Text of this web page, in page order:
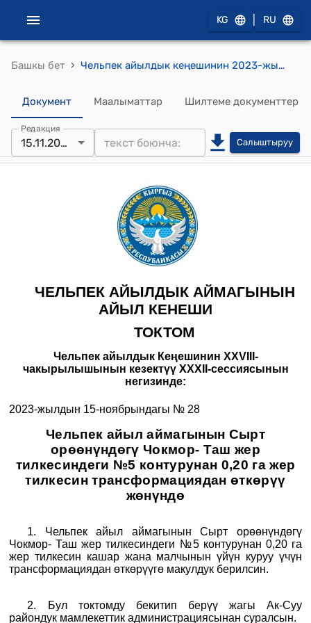
KG RU
Башкы бет › Чельпек айылдык кеңешинин 2023-жылдын 15-ноябрындагы № 28"Чельпек айыл аймагынын Сырт орөөнүндөгү Чокмор- Таш жер тилкесиндеги №5 контурунан 0,20 га жер тилкесин трансформациядан өткөрүү жөнүндө" токтому
Документ Маалыматтар Шилтеме документтер
Редакция
15.11.2023 Салыштыруу